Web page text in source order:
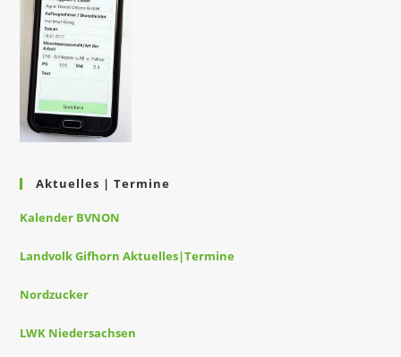
Aktuelles | Termine
Kalender BVNON
Landvolk Gifhorn Aktuelles|Termine
Nordzucker
LWK Niedersachsen